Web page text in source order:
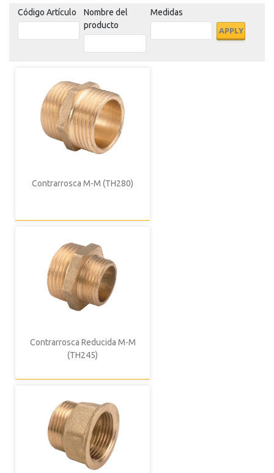
Código Artículo
Nombre del
producto
Medidas
Contrarrosca M-M (TH280)
Contrarrosca Reducida M-M
(TH245)